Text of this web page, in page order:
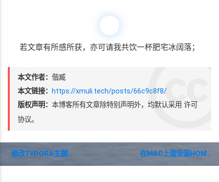
若文章有所感所获，亦可请我共饮一杯肥宅冰阔落；
本文作者： 偕臧
本文链接： https://xmuli.tech/posts/66c9c8f8/
版权声明： 本博客所有文章除特别声明外，均默认采用 许可
协议。
修改TYPORA主题的字体 在MAC上面安装HOMEBREW失败的解决方案：修改HOSTS文件